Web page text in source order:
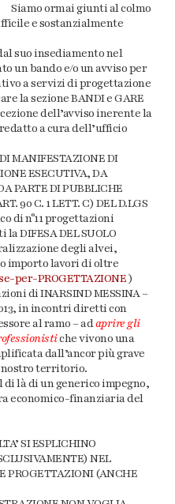
Siamo ormai giunti al colmo
e sostanzialmente
suo insediamento nel
un bando e/o un avviso per
a servizi di progettazione
la sezione BANDI e GARE
dell’avviso inerente la
a cura dell’ufficio
MANIFESTAZIONE DI
ESECUTIVA, DA
PARTE DI PUBBLICHE
90 C. 1 LETT. C) DEL D.LGS
di n°11 progettazioni
DIFESA DEL SUOLO
degli alvei,
importo lavori di oltre
per-PROGETTAZIONE)
di INARSIND MESSINA –
in incontri diretti con
al ramo – adaprire gli
che vivono una
dall’ancor più grave
nostro territorio.
là di un generico impegno,
economico-finanziaria del
SI ESPLICHINO
NEL
PROGETTAZIONI (ANCHE